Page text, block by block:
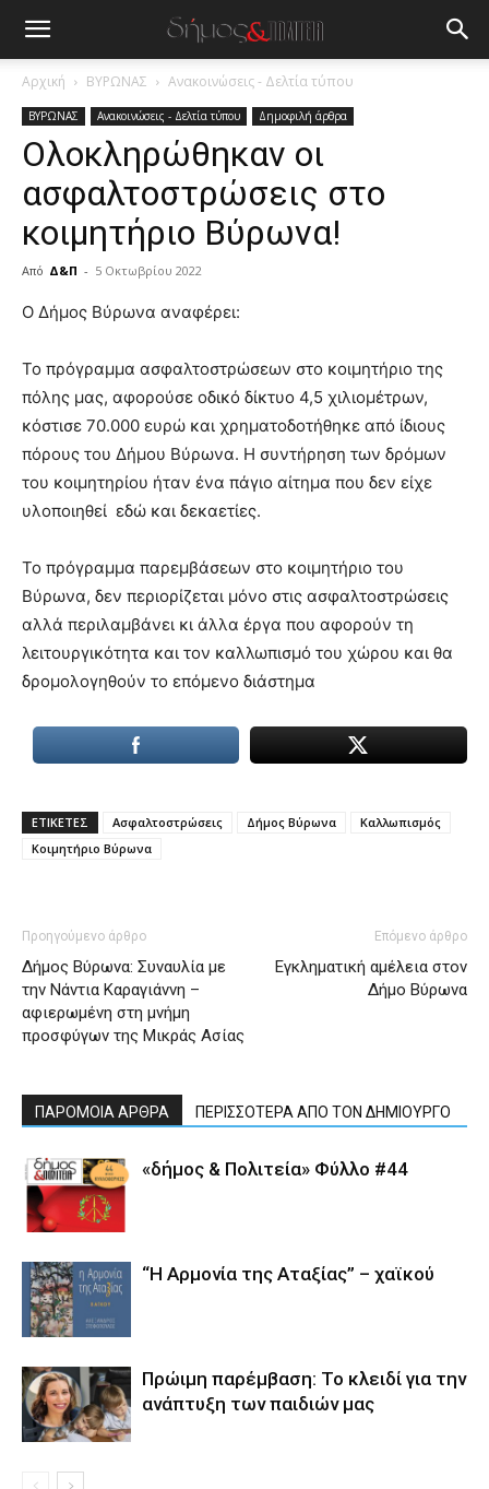
Αρχική ΒΥΡΩΝΑΣ Ανακοινώσεις - Δελτία τύπου
ΒΥΡΩΝΑΣ Ανακοινώσεις - Δελτία τύπου Δημοφιλή άρθρα
Ολοκληρώθηκαν οι
ασφαλτοστρώσεις στο
κοιμητήριο Βύρωνα!
Από Δ&Π - 5 Οκτωβρίου 2022
blonde
hot
cam
show.desi
xxx
lyons
teaches
the
meaning
of
pain.
pornhun
hd
Ο Δήμος Βύρωνα αναφέρει:
Το πρόγραμμα ασφαλτοστρώσεων στο κοιμητήριο της
πόλης μας, αφορούσε οδικό δίκτυο 4,5 χιλιομέτρων,
κόστισε 70.000 ευρώ και χρηματοδοτήθηκε από ίδιους
πόρους του Δήμου Βύρωνα. Η συντήρηση των δρόμων
του κοιμητηρίου ήταν ένα πάγιο αίτημα που δεν είχε
υλοποιηθεί εδώ και δεκαετίες.
Το πρόγραμμα παρεμβάσεων στο κοιμητήριο του
Βύρωνα, δεν περιορίζεται μόνο στις ασφαλτοστρώσεις
αλλά περιλαμβάνει κι άλλα έργα που αφορούν τη
λειτουργικότητα και τον καλλωπισμό του χώρου και θα
δρομολογηθούν το επόμενο διάστημα
ΕΤΙΚΕΤΕΣ Ασφαλτοστρώσεις Δήμος Βύρωνα
Καλλωπισμός
Κοιμητήριο Βύρωνα
Προηγούμενο άρθρο
Δήμος Βύρωνα: Συναυλία με
την Νάντια Καραγιάννη –
αφιερωμένη στη μνήμη
προσφύγων της Μικράς Ασίας
Επόμενο άρθρο
Εγκληματική αμέλεια στον
Δήμο Βύρωνα
ΠΑΡΟΜΟΙΑ ΑΡΘΡΑ ΠΕΡΙΣΣΟΤΕΡΑ ΑΠΟ ΤΟΝ ΔΗΜΙΟΥΡΓΟ
«δήμος & Πολιτεία» Φύλλο #44
“Η Αρμονία της Αταξίας” – χαϊκού
Πρώιμη παρέμβαση: Το κλειδί για την
ανάπτυξη των παιδιών µας